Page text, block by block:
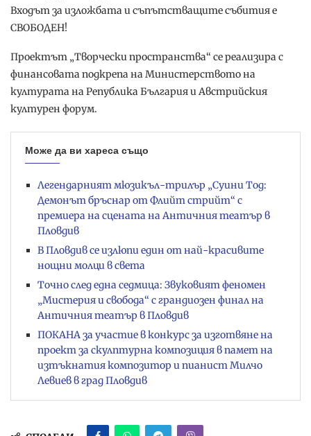
Входът за изложбата и съпътстващите събития е
СВОБОДЕН!
Проектът „Творчески пространства“ се реализира с
финансовата подкрепа на Министерството на
културата на Република България и Австрийския
културен форум.
Може да ви хареса също
Легендарният мюзикъл-трилър „Суини Тод:
Демонът бръснар от Флийт стрийт“ с
премиера на сцената на Античния театър в
Пловдив
В Пловдив се излюпи един от най-красивите
нощни молци в света
Точно след една седмица: Звуковият феномен
„Мистерия и свобода“ с грандиозен финал на
Античния театър в Пловдив
ПОКАНА за участие в конкурс за изготвяне на
проект за скулптурна композиция в памет на
изтъкнатия композитор и пианист Милчо
Левиев в град Пловдив